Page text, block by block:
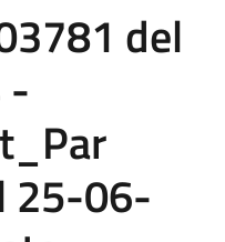
del
25-06-